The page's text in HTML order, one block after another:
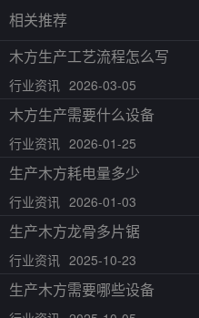
相关推荐
木方生产工艺流程怎么写
行业资讯 2026-03-05
木方生产需要什么设备
行业资讯 2026-01-25
生产木方耗电量多少
行业资讯 2026-01-03
生产木方龙骨多片锯
行业资讯 2025-10-23
生产木方需要哪些设备